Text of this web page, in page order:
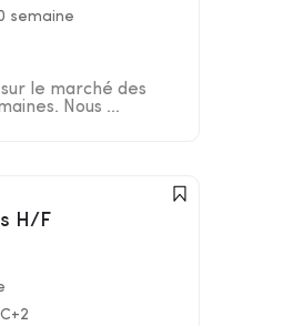
semaine
le marché des
Nous ...
H/F